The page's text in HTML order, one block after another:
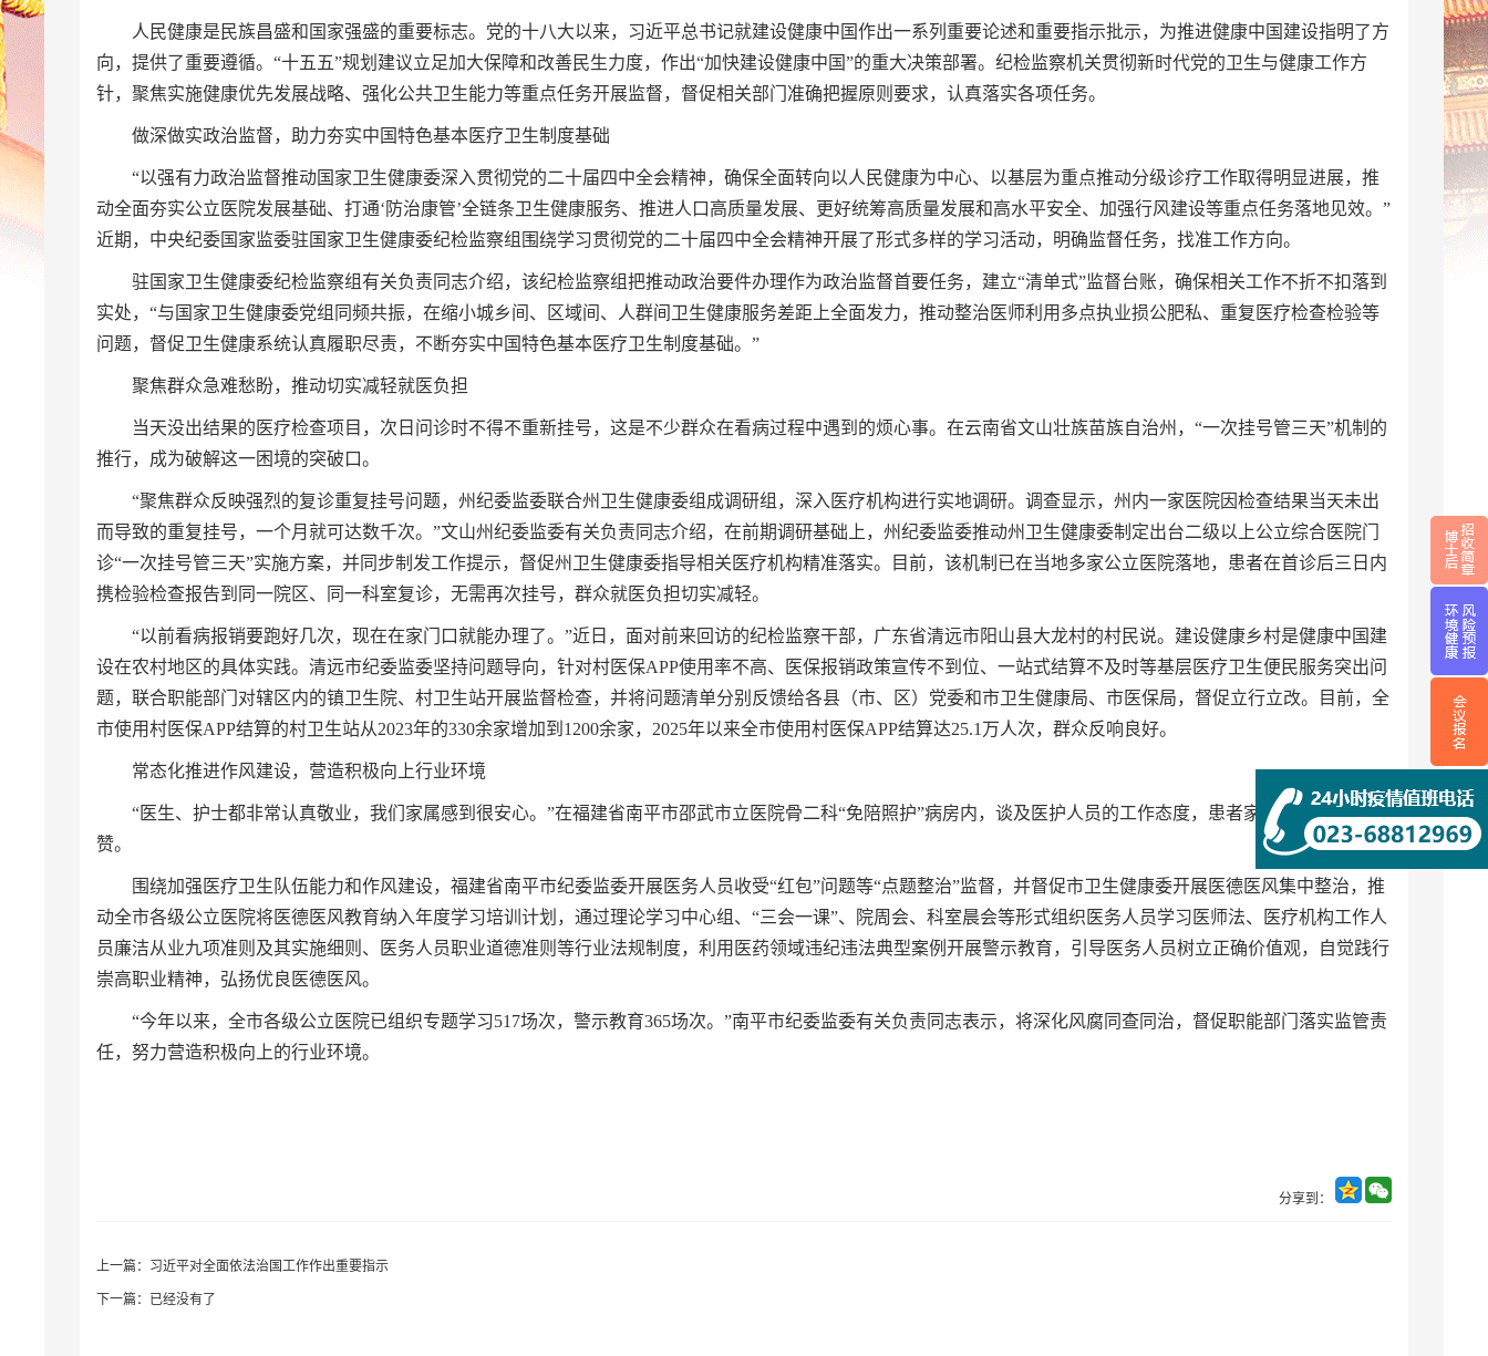
人民健康是民族昌盛和国家强盛的重要标志。党的十八大以来，习近平总书记就建设健康中国作出一系列重要论述和重要指示批示，为推进健康中国建设指明了方
向，提供了重要遵循。“十五五”规划建议立足加大保障和改善民生力度，作出“加快建设健康中国”的重大决策部署。纪检监察机关贯彻新时代党的卫生与健康工作方
针，聚焦实施健康优先发展战略、强化公共卫生能力等重点任务开展监督，督促相关部门准确把握原则要求，认真落实各项任务。
做深做实政治监督，助力夯实中国特色基本医疗卫生制度基础
“以强有力政治监督推动国家卫生健康委深入贯彻党的二十届四中全会精神，确保全面转向以人民健康为中心、以基层为重点推动分级诊疗工作取得明显进展，推
动全面夯实公立医院发展基础、打通‘防治康管’全链条卫生健康服务、推进人口高质量发展、更好统筹高质量发展和高水平安全、加强行风建设等重点任务落地见效。”
近期，中央纪委国家监委驻国家卫生健康委纪检监察组围绕学习贯彻党的二十届四中全会精神开展了形式多样的学习活动，明确监督任务，找准工作方向。
驻国家卫生健康委纪检监察组有关负责同志介绍，该纪检监察组把推动政治要件办理作为政治监督首要任务，建立“清单式”监督台账，确保相关工作不折不扣落到
实处，“与国家卫生健康委党组同频共振，在缩小城乡间、区域间、人群间卫生健康服务差距上全面发力，推动整治医师利用多点执业损公肥私、重复医疗检查检验等
问题，督促卫生健康系统认真履职尽责，不断夯实中国特色基本医疗卫生制度基础。”
聚焦群众急难愁盼，推动切实减轻就医负担
当天没出结果的医疗检查项目，次日问诊时不得不重新挂号，这是不少群众在看病过程中遇到的烦心事。在云南省文山壮族苗族自治州，“一次挂号管三天”机制的
推行，成为破解这一困境的突破口。
“聚焦群众反映强烈的复诊重复挂号问题，州纪委监委联合州卫生健康委组成调研组，深入医疗机构进行实地调研。调查显示，州内一家医院因检查结果当天未出
而导致的重复挂号，一个月就可达数千次。”文山州纪委监委有关负责同志介绍，在前期调研基础上，州纪委监委推动州卫生健康委制定出台二级以上公立综合医院门
诊“一次挂号管三天”实施方案，并同步制发工作提示，督促州卫生健康委指导相关医疗机构精准落实。目前，该机制已在当地多家公立医院落地，患者在首诊后三日内
携检验检查报告到同一院区、同一科室复诊，无需再次挂号，群众就医负担切实减轻。
“以前看病报销要跑好几次，现在在家门口就能办理了。”近日，面对前来回访的纪检监察干部，广东省清远市阳山县大龙村的村民说。建设健康乡村是健康中国建
设在农村地区的具体实践。清远市纪委监委坚持问题导向，针对村医保APP使用率不高、医保报销政策宣传不到位、一站式结算不及时等基层医疗卫生便民服务突出问
题，联合职能部门对辖区内的镇卫生院、村卫生站开展监督检查，并将问题清单分别反馈给各县（市、区）党委和市卫生健康局、市医保局，督促立行立改。目前，全
市使用村医保APP结算的村卫生站从2023年的330余家增加到1200余家，2025年以来全市使用村医保APP结算达25.1万人次，群众反响良好。
常态化推进作风建设，营造积极向上行业环境
“医生、护士都非常认真敬业，我们家属感到很安心。”在福建省南平市邵武市立医院骨二科“免陪照护”病房内，谈及医护人员的工作态度，患者家属曾先生连连称
赞。
围绕加强医疗卫生队伍能力和作风建设，福建省南平市纪委监委开展医务人员收受“红包”问题等“点题整治”监督，并督促市卫生健康委开展医德医风集中整治，推
动全市各级公立医院将医德医风教育纳入年度学习培训计划，通过理论学习中心组、“三会一课”、院周会、科室晨会等形式组织医务人员学习医师法、医疗机构工作人
员廉洁从业九项准则及其实施细则、医务人员职业道德准则等行业法规制度，利用医药领域违纪违法典型案例开展警示教育，引导医务人员树立正确价值观，自觉践行
崇高职业精神，弘扬优良医德医风。
“今年以来，全市各级公立医院已组织专题学习517场次，警示教育365场次。”南平市纪委监委有关负责同志表示，将深化风腐同查同治，督促职能部门落实监管责
任，努力营造积极向上的行业环境。
分享到：
上一篇： 习近平对全面依法治国工作作出重要指示
下一篇：已经没有了